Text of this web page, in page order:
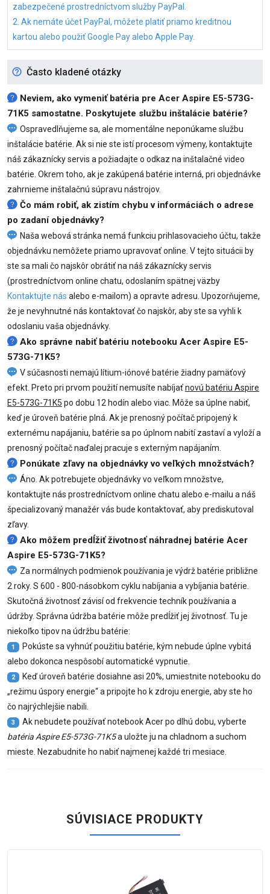
zabezpečené prostredníctvom služby PayPal.
2. Ak nemáte účet PayPal, môžete platiť priamo kreditnou
kartou alebo použiť Google Pay alebo Apple Pay.
Často kladené otázky
Neviem, ako vymeniťbatéria pre Acer Aspire E5-573G-
71K5 samostatne. Poskytujete službu inštalácie batérie?
Ospravedlňujeme sa, ale momentálne neponúkame službu
inštalácie batérie. Ak si nie ste istí procesom výmeny, kontaktujte
náš zákaznícky servis a požiadajte o odkaz na inštalačné video
batérie. Okrem toho, ak je zakúpená batérie interná, pri objednávke
zahrnieme inštalačnú súpravu nástrojov.
Čo mám robiť, ak zistím chybu v informáciách o adrese
po zadaní objednávky?
Naša webová stránka nemá funkciu prihlasovacieho účtu, takže
objednávku nemôžete priamo upravovať online. V tejto situácii by
ste sa mali čo najskôr obrátiť na náš zákaznícky servis
(prostredníctvom online chatu, odoslaním spätnej väzby
Kontaktujte nás alebo e-mailom) a opravte adresu. Upozorňujeme,
že je nevyhnutné nás kontaktovať čo najskôr, aby ste sa vyhli k
odoslaniu vaša objednávky.
Ako správne nabiť batériu notebooku Acer Aspire E5-
573G-71K5?
V súčasnosti nemajú lítium-iónové batérie žiadny pamäťový
efekt. Preto pri prvom použití nemusíte nabíjaťnovú batériu Aspire
E5-573G-71K5 po dobu 12 hodín alebo viac. Môže sa úplne nabiť,
keď je úroveň batérie plná. Ak je prenosný počítač pripojený k
externému napájaniu, batérie sa po úplnom nabití zastaví a vyloží a
prenosný počítač naďalej pracuje s externým napájaním.
Ponúkate zľavy na objednávky vo veľkých množstvách?
Áno. Ak potrebujete objednávky vo veľkom množstve,
kontaktujte nás prostredníctvom online chatu alebo e-mailu a náš
špecializovaný manažér vás bude kontaktovať, aby prediskutoval
zľavy.
Ako môžem predĺžiť životnosť náhradnej batérie Acer
Aspire E5-573G-71K5?
Za normálnych podmienok používania je výdrž batérie približne
2 roky. S 600 - 800-násobkom cyklu nabíjania a vybíjania batérie.
Skutočná životnosť závisí od frekvencie techník používania a
údržby. Správna údržba batérie môže predĺžiť jej životnosť. Tu je
niekoľko tipov na údržbu batérie:
1
Pokúste sa vyhnúť použitiu batérie, kým nebude úplne vybitá
alebo dokonca nespôsobí automatické vypnutie.
2
Keď úroveň batérie dosiahne asi 20%, umiestnite notebooku do
„režimu úspory energie“ a pripojte ho k zdroju energie, aby ste ho
čo najrýchlejšie nabili.
3
Ak nebudete používať notebook Acer po dlhú dobu, vyberte
batéria Aspire E5-573G-71K5a uložte ju na chladnom a suchom
mieste. Nezabudnite ho nabiť najmenej každé tri mesiace.
SÚVISIACE PRODUKTY